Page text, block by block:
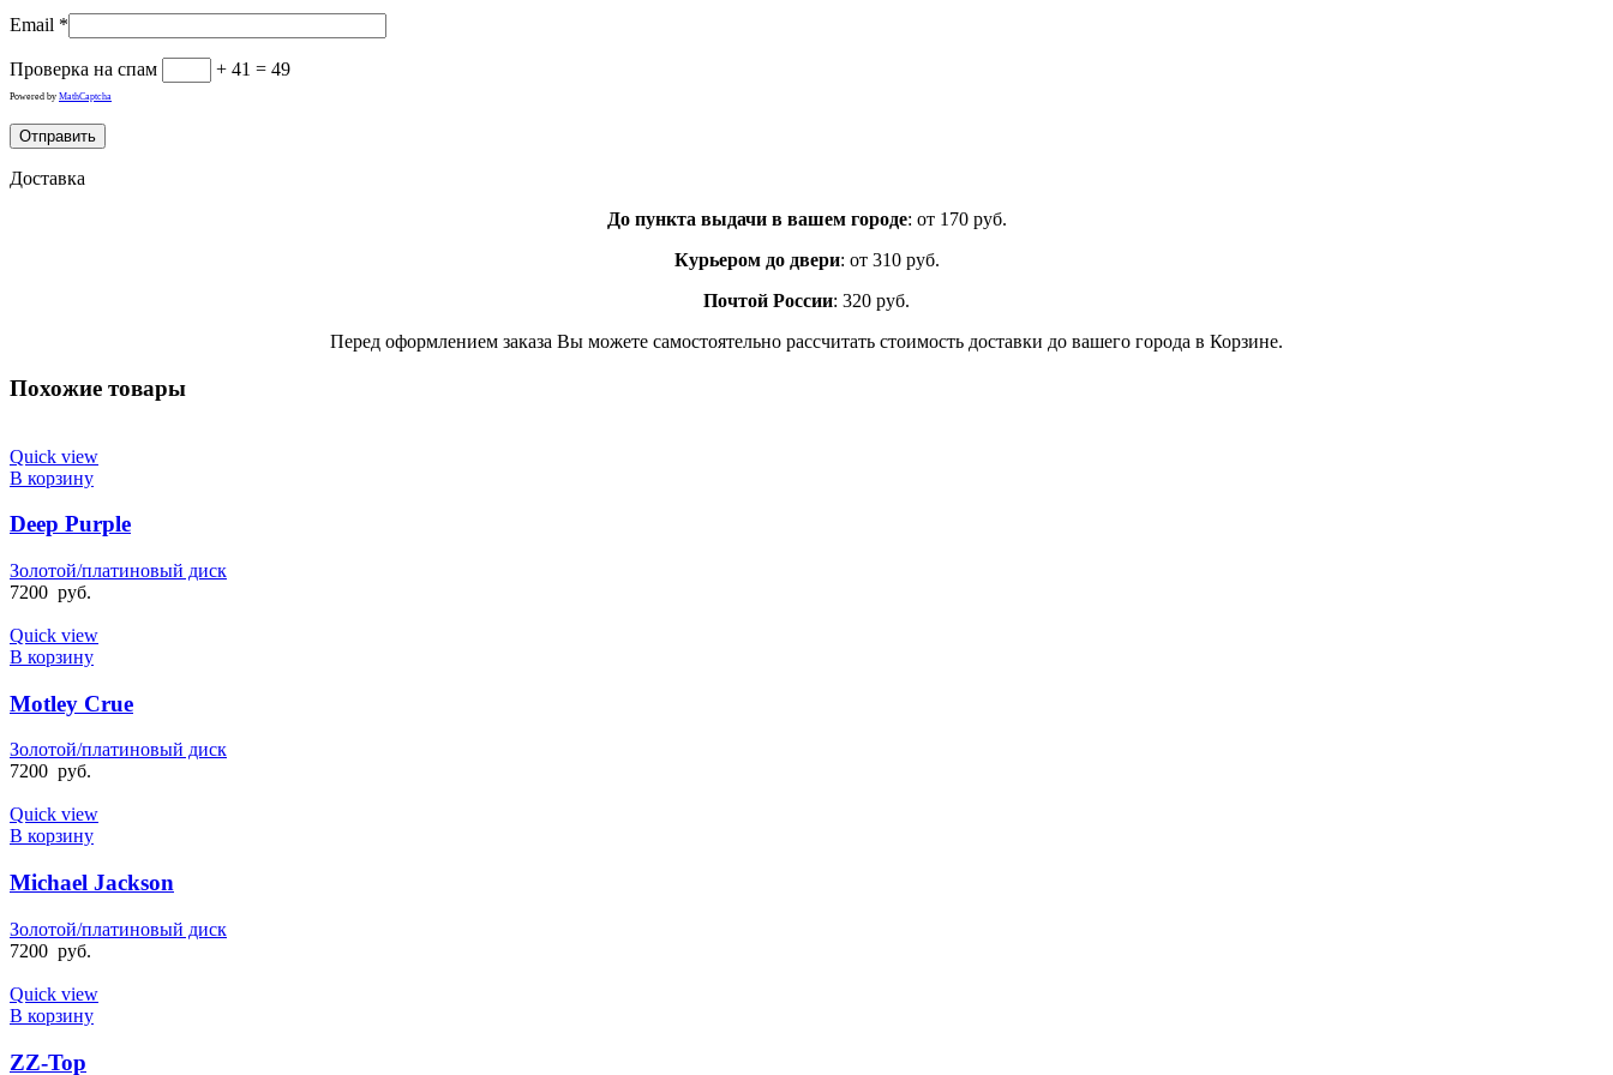
Email *
Проверка на спам + 41 = 49
Powered by MathCaptcha
Доставка
До пункта выдачи в вашем городе: от 170 руб.
Курьером до двери: от 310 руб.
Почтой России: 320 руб.
Перед оформлением заказа Вы можете самостоятельно рассчитать стоимость доставки до вашего города в Корзине.
Похожие товары
Quick view
В корзину
Deep Purple
Золотой/платиновый диск
7200 руб.
Quick view
В корзину
Motley Crue
Золотой/платиновый диск
7200 руб.
Quick view
В корзину
Michael Jackson
Золотой/платиновый диск
7200 руб.
Quick view
В корзину
ZZ-Top